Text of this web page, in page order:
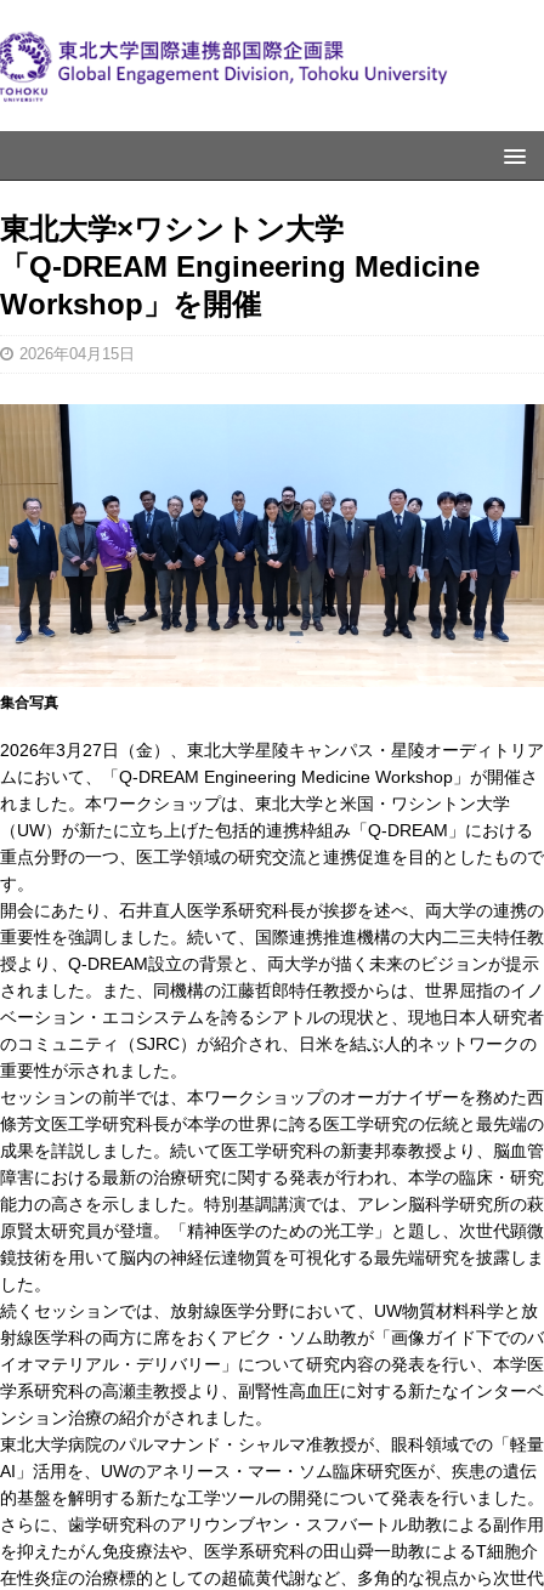
東北大学×ワシントン大学
「Q-DREAM Engineering Medicine
Workshop」を開催
2026年04月15日
集合写真
2026年3月27日（金）、東北大学星陵キャンパス・星陵オーディトリア
ムにおいて、「Q-DREAM Engineering Medicine Workshop」が開催さ
れました。本ワークショップは、東北大学と米国・ワシントン大学
（UW）が新たに立ち上げた包括的連携枠組み「Q-DREAM」における
重点分野の一つ、医工学領域の研究交流と連携促進を目的としたもので
す。
開会にあたり、石井直人医学系研究科長が挨拶を述べ、両大学の連携の
重要性を強調しました。続いて、国際連携推進機構の大内二三夫特任教
授より、Q-DREAM設立の背景と、両大学が描く未来のビジョンが提示
されました。また、同機構の江藤哲郎特任教授からは、世界屈指のイノ
ベーション・エコシステムを誇るシアトルの現状と、現地日本人研究者
のコミュニティ（SJRC）が紹介され、日米を結ぶ人的ネットワークの
重要性が示されました。
セッションの前半では、本ワークショップのオーガナイザーを務めた西
條芳文医工学研究科長が本学の世界に誇る医工学研究の伝統と最先端の
成果を詳説しました。続いて医工学研究科の新妻邦泰教授より、脳血管
障害における最新の治療研究に関する発表が行われ、本学の臨床・研究
能力の高さを示しました。特別基調講演では、アレン脳科学研究所の萩
原賢太研究員が登壇。「精神医学のための光工学」と題し、次世代顕微
鏡技術を用いて脳内の神経伝達物質を可視化する最先端研究を披露しま
した。
続くセッションでは、放射線医学分野において、UW物質材料科学と放
射線医学科の両方に席をおくアビク・ソム助教が「画像ガイド下でのバ
イオマテリアル・デリバリー」について研究内容の発表を行い、本学医
学系研究科の高瀬圭教授より、副腎性高血圧に対する新たなインターベ
ンション治療の紹介がされました。
東北大学病院のパルマナンド・シャルマ准教授が、眼科領域での「軽量
AI」活用を、UWのアネリース・マー・ソム臨床研究医が、疾患の遺伝
的基盤を解明する新たな工学ツールの開発について発表を行いました。
さらに、歯学研究科のアリウンブヤン・スフバートル助教による副作用
を抑えたがん免疫療法や、医学系研究科の田山舜一助教によるT細胞介
在性炎症の治療標的としての超硫黄代謝など、多角的な視点から次世代